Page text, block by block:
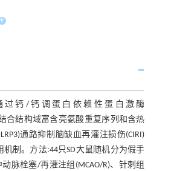
+
过钙/钙调蛋白依赖性蛋白激酶
合结构域富含亮氨酸重复序列和含热
通路抑制脑缺血再灌注损伤(CIRI)
制。方法:44只SD大鼠随机分为假手
动脉栓塞/再灌注组(MCAO/R)、针刺组